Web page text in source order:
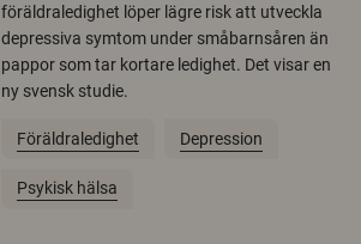
föräldraledighet löper lägre risk att utveckla
depressiva symtom under småbarnsåren än
pappor som tar kortare ledighet. Det visar en
ny svensk studie.
Föräldraledighet Depression
Psykisk hälsa